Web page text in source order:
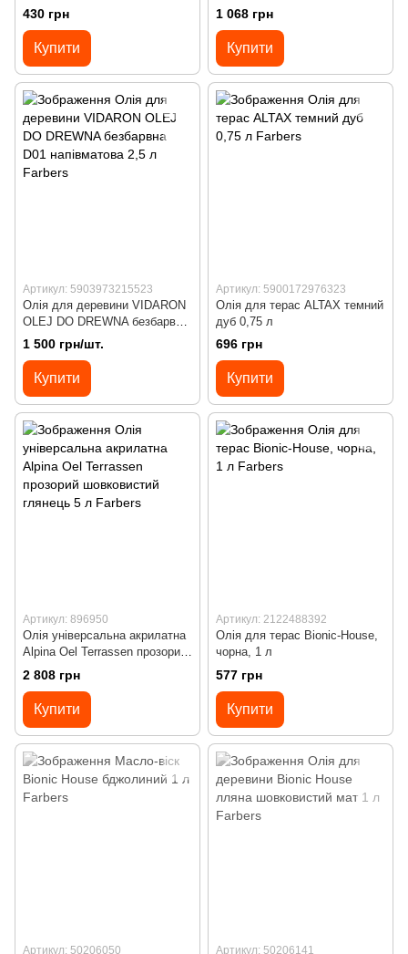
430 грн
Купити
л
1 068 грн
Купити
Артикул: 5903973215523
Олія для деревини VIDARON
OLEJ DO DREWNA безбарвна
D01 напівматова 2,5 л
1 500 грн/шт.
Купити
Артикул: 5900172976323
Олія для терас ALTAX темний
дуб 0,75 л
696 грн
Купити
Артикул: 896950
Олія універсальна акрилатна
Alpina Oel Terrassen прозорий
шовковистий глянець 5 л
2 808 грн
Купити
Артикул: 2122488392
Олія для терас Bionic-House,
чорна, 1 л
577 грн
Купити
Артикул: 50206050 Артикул: 50206141